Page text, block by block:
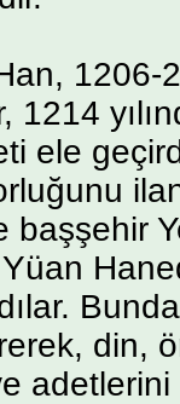
1206-
1214
ele
başşehir
din,